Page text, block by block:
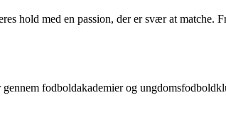
hold med en passion, der er svær at
fodboldakademier og